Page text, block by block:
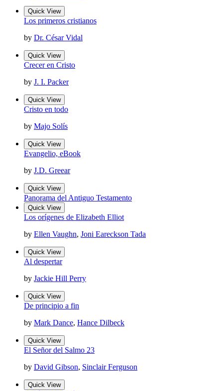
Quick View
Los primeros cristianos
by Dr. César Vidal
Quick View
Crecer en Cristo
by J. I. Packer
Quick View
Cristo en todo
by Majo Solís
Quick View
Evangelio, eBook
by J.D. Greear
Quick View
Panorama del Antiguo Testamento
Quick View
Los orígenes de Elizabeth Elliot
by Ellen Vaughn, Joni Eareckson Tada
Quick View
Al despertar
by Jackie Hill Perry
Quick View
De principio a fin
by Mark Dance, Hance Dilbeck
Quick View
El Señor del Salmo 23
by David Gibson, Sinclair Ferguson
Quick View